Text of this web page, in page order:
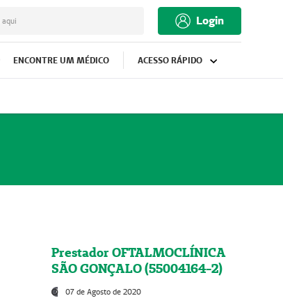
aqui Login
ENCONTRE UM MÉDICO ACESSO RÁPIDO
Prestador OFTALMOCLÍNICA
SÃO GONÇALO (55004164-2)
07 de Agosto de 2020